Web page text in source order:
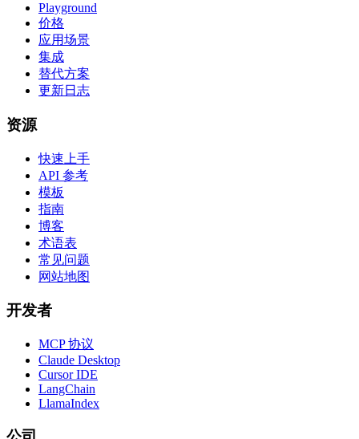
Playground
价格
应用场景
集成
替代方案
更新日志
资源
快速上手
API 参考
模板
指南
博客
术语表
常见问题
网站地图
开发者
MCP 协议
Claude Desktop
Cursor IDE
LangChain
LlamaIndex